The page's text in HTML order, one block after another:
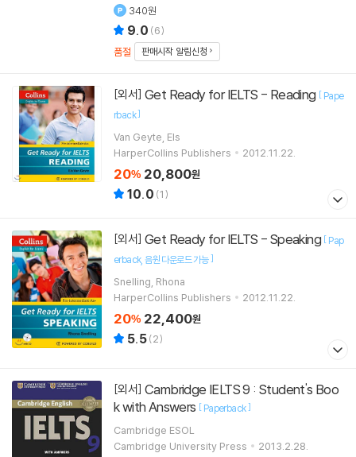
340원
9.0 (6)
품절
판매시작 알림신청
[외서] Get Ready for IELTS - Reading [ Pape
rback]
Van Geyte, Els
HarperCollins Publishers
2012.11.22.
20% 20,800원
10.0 (1)
[외서] Get Ready for IELTS - Speaking [ Pap
erback 음원 다운로드 가능]
Snelling, Rhona
HarperCollins Publishers
2012.11.22.
20% 22,400원
5.5(2)
[외서]
k with Answers [ Paperback]
Cambridge ESOL
Cambridge University Press
2013.2.28.